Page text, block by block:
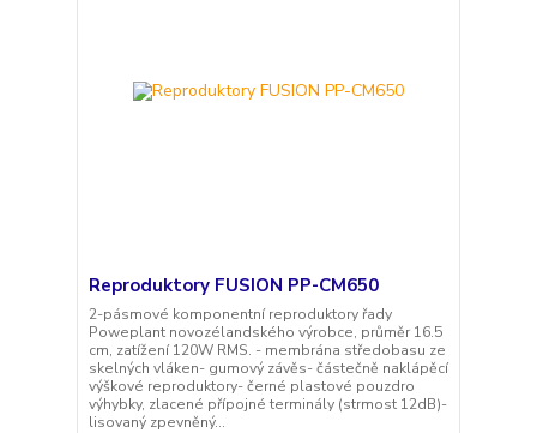
Reproduktory FUSION PP-CM650
2-pásmové komponentní reproduktory řady
Poweplant novozélandského výrobce, průměr 16.5
cm, zatížení 120W RMS. - membrána středobasu ze
skelných vláken- gumový závěs- částečně naklápěcí
výškové reproduktory- černé plastové pouzdro
výhybky, zlacené přípojné terminály (strmost 12dB)-
lisovaný zpevněný...